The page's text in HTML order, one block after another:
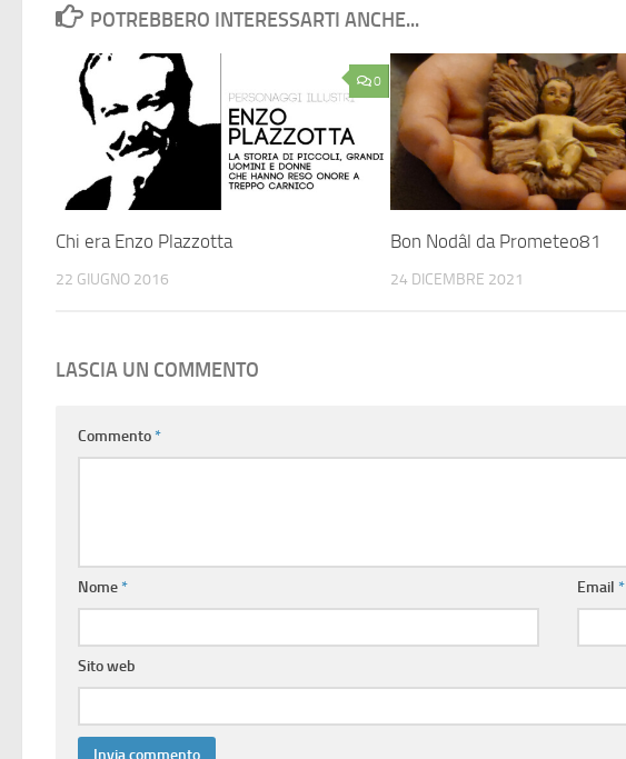
POTREBBERO INTERESSARTI ANCHE...
0
Chi era Enzo Plazzotta
22 GIUGNO 2016
Bon Nodâl da Prometeo81
24 DICEMBRE 2021
LASCIA UN COMMENTO
Commento*
Nome* Email*
Sito web